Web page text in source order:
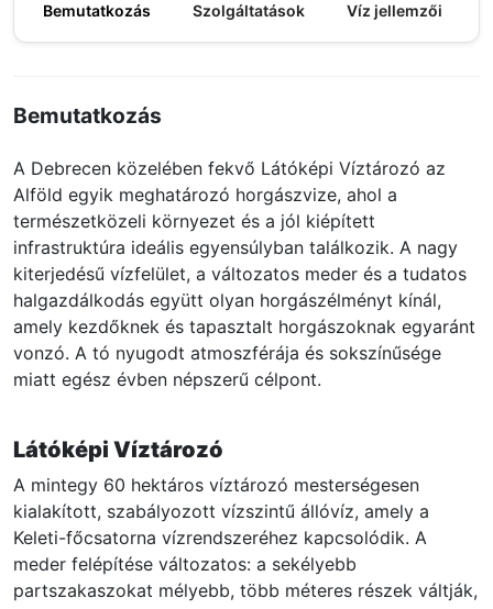
Bemutatkozás Szolgáltatások Víz jellemzői
Bemutatkozás
A Debrecen közelében fekvő Látóképi Víztározó az
Alföld egyik meghatározó horgászvize, ahol a
természetközeli környezet és a jól kiépített
infrastruktúra ideális egyensúlyban találkozik. A nagy
kiterjedésű vízfelület, a változatos meder és a tudatos
halgazdálkodás együtt olyan horgászélményt kínál,
amely kezdőknek és tapasztalt horgászoknak egyaránt
vonzó. A tó nyugodt atmoszférája és sokszínűsége
miatt egész évben népszerű célpont.
Látóképi Víztározó
A mintegy 60 hektáros víztározó mesterségesen
kialakított, szabályozott vízszintű állóvíz, amely a
Keleti-főcsatorna vízrendszeréhez kapcsolódik. A
meder felépítése változatos: a sekélyebb
partszakaszokat mélyebb, több méteres részek váltják,